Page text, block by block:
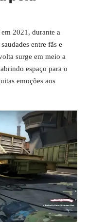
2021, durante a
entre fãs e
surge em meio a
espaço para o
emoções aos